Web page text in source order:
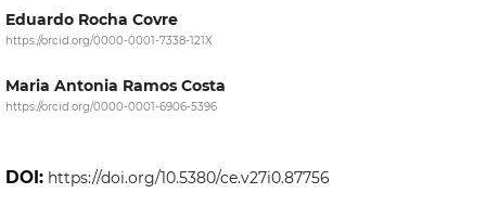
Eduardo Rocha Covre
https://orcid.org/0000-0001-7338-121X
Maria Antonia Ramos Costa
https://orcid.org/0000-0001-6906-5396
DOI: https://doi.org/10.5380/ce.v27i0.87756